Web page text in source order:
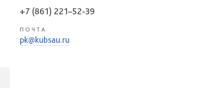
+7 (861) 221–52-39
ПОЧТА
pk@kubsau.ru